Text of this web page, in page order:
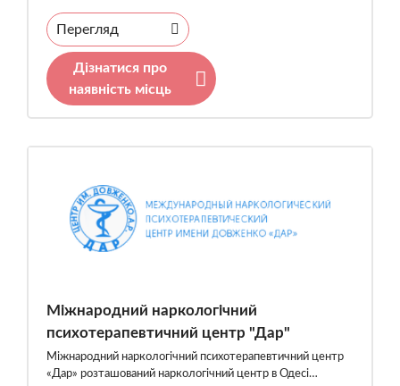
Перегляд
Дізнатися про
наявність місць
Міжнародний наркологічний
психотерапевтичний центр "Дар"
Міжнародний наркологічний психотерапевтичний центр
«Дар» розташований наркологічний центр в Одесі…